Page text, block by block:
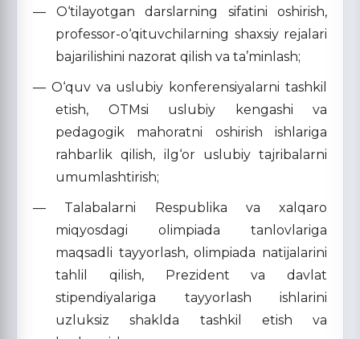
— O‘tilayotgan darslarning sifatini oshirish,
professor-o‘qituvchilarning shaxsiy rejalari
bajarilishini nazorat qilish va ta’minlash;
— O‘quv va uslubiy konferensiyalarni tashkil
etish, OTMsi uslubiy kengashi va
pedagogik mahoratni oshirish ishlariga
rahbarlik qilish, ilg‘or uslubiy tajribalarni
umumlashtirish;
— Talabalarni Respublika va xalqaro
miqyosdagi olimpiada tanlovlariga
maqsadli tayyorlash, olimpiada natijalarini
tahlil qilish, Prezident va davlat
stipendiyalariga tayyorlash ishlarini
uzluksiz shaklda tashkil etish va